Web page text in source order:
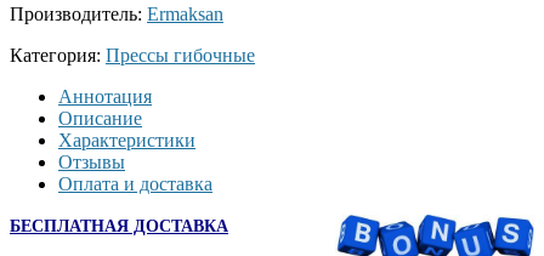
Производитель: Ermaksan
Категория: Прессы гибочные
Аннотация
Описание
Характеристики
Отзывы
Оплата и доставка
БЕСПЛАТНАЯ ДОСТАВКА